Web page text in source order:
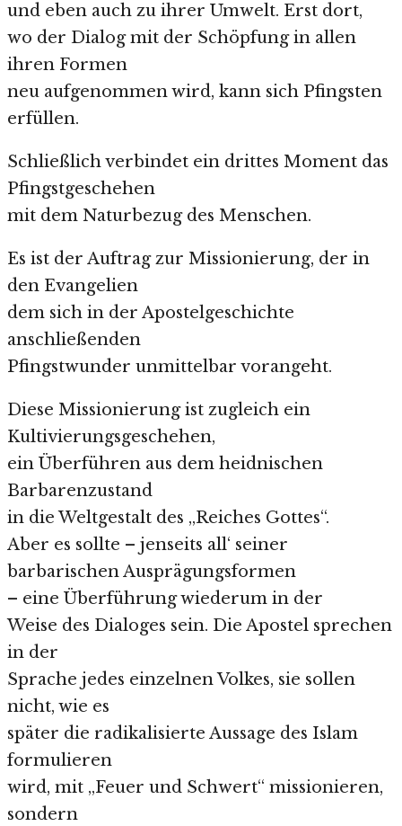
und eben auch zu ihrer Umwelt. Erst dort,
wo der Dialog mit der Schöpfung in allen
ihren Formen
neu aufgenommen wird, kann sich Pfingsten
erfüllen.
Schließlich verbindet ein drittes Moment das
Pfingstgeschehen
mit dem Naturbezug des Menschen.
Es ist der Auftrag zur Missionierung, der in
den Evangelien
dem sich in der Apostelgeschichte
anschließenden
Pfingstwunder unmittelbar vorangeht.
Diese Missionierung ist zugleich ein
Kultivierungsgeschehen,
ein Überführen aus dem heidnischen
Barbarenzustand
in die Weltgestalt des „Reiches Gottes“.
Aber es sollte – jenseits all‘ seiner
barbarischen Ausprägungsformen
– eine Überführung wiederum in der
Weise des Dialoges sein. Die Apostel sprechen
in der
Sprache jedes einzelnen Volkes, sie sollen
nicht, wie es
später die radikalisierte Aussage des Islam
formulieren
wird, mit „Feuer und Schwert“ missionieren,
sondern